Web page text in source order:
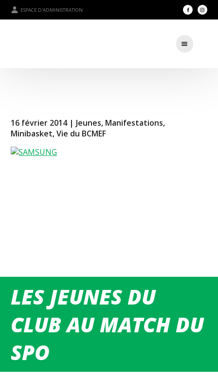
ESPACE D'ADMINISTRATION
LES JEUNES DU
CLUB AU MATCH DU
SPO
16 février 2014 | Jeunes, Manifestations,
Minibasket,Vie du BCMEF